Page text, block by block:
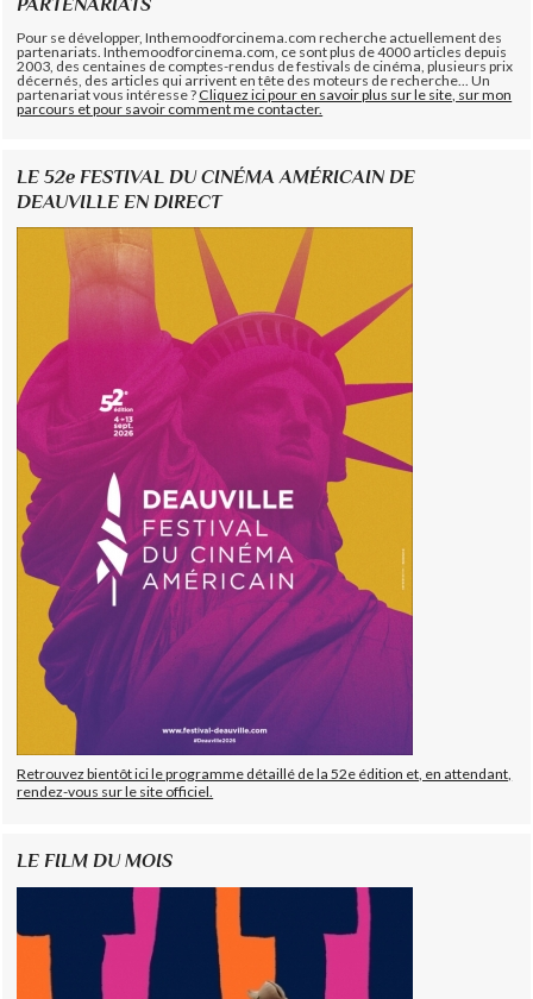
Pour se développer, Inthemoodforcinema.com recherche actuellement des
partenariats. Inthemoodforcinema.com, ce sont plus de 4000 articles depuis
2003, des centaines de comptes-rendus de festivals de cinéma, plusieurs prix
décernés, des articles qui arrivent en tête des moteurs de recherche... Un
partenariat vous intéresse ?Cliquez ici pour en savoir plus sur le site, sur mon
parcours et pour savoir comment me contacter.
LE 52e FESTIVAL DU CINÉMA AMÉRICAIN DE
DEAUVILLE EN DIRECT
Retrouvez bientôt ici le programme détaillé de la 52e édition et, en attendant,
rendez-vous sur le site officiel.
LE FILM DU MOIS